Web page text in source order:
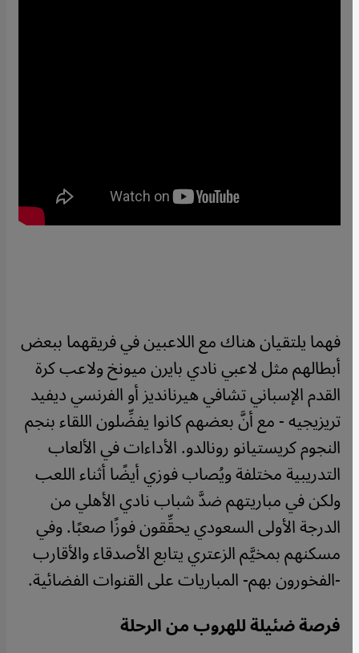
فهما يلتقيان هناك مع اللاعبين في فريقهما ببعض
أبطالهم مثل لاعبي نادي بايرن ميونخ ولاعب كرة
القدم الإسباني تشافي هيرنانديز أو الفرنسي ديفيد
تريزيجيه - مع أنَّ بعضهم كانوا يفضِّلون اللقاء بنجم
النجوم كريستيانو رونالدو. الأداءات في الألعاب
التدريبية مختلفة ويُصاب فوزي أيضًا أثناء اللعب
ولكن في مباريتهم ضدَّ شباب نادي الأهلي من
الدرجة الأولى السعودي يحقِّقون فوزًا صعبًا. وفي
مسكنهم بمخيَّم الزعتري يتابع الأصدقاء والأقارب
-الفخورون بهم- المباريات على القنوات الفضائية.
فرصة ضئيلة للهروب من الرحلة